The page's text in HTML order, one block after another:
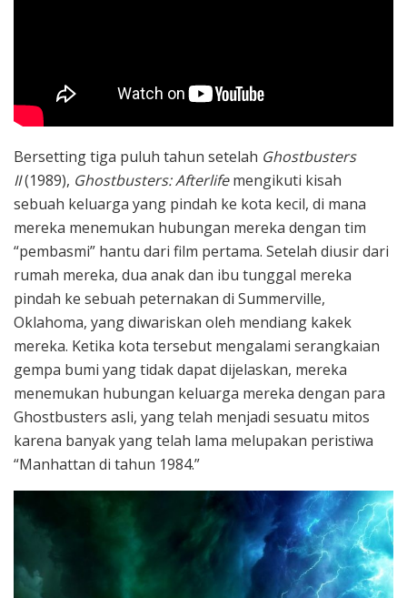
Bersetting tiga puluh tahun setelah Ghostbusters
II(1989), Ghostbusters: Afterlifemengikuti kisah
sebuah keluarga yang pindah ke kota kecil, di mana
mereka menemukan hubungan mereka dengan tim
“pembasmi” hantu dari film pertama. Setelah diusir dari
rumah mereka, dua anak dan ibu tunggal mereka
pindah ke sebuah peternakan di Summerville,
Oklahoma, yang diwariskan oleh mendiang kakek
mereka. Ketika kota tersebut mengalami serangkaian
gempa bumi yang tidak dapat dijelaskan, mereka
menemukan hubungan keluarga mereka dengan para
Ghostbusters asli, yang telah menjadi sesuatu mitos
karena banyak yang telah lama melupakan peristiwa
“Manhattan di tahun 1984.”